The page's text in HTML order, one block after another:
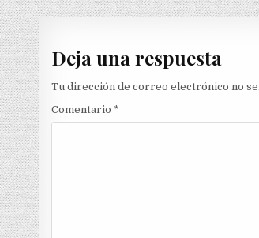
de
entradas
Deja una respuesta
Tu dirección de correo electrónico no
Comentario *